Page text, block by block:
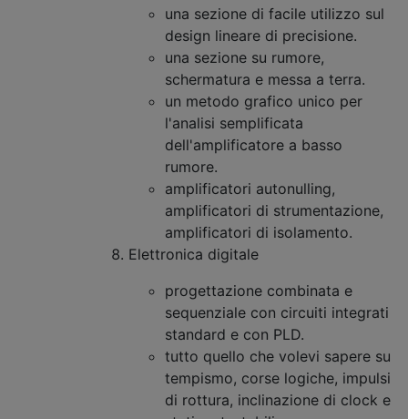
una sezione di facile utilizzo sul
design lineare di precisione.
una sezione su rumore,
schermatura e messa a terra.
un metodo grafico unico per
l'analisi semplificata
dell'amplificatore a basso
rumore.
amplificatori autonulling,
amplificatori di strumentazione,
amplificatori di isolamento.
Elettronica digitale
progettazione combinata e
sequenziale con circuiti integrati
standard e con PLD.
tutto quello che volevi sapere su
tempismo, corse logiche, impulsi
di rottura, inclinazione di clock e